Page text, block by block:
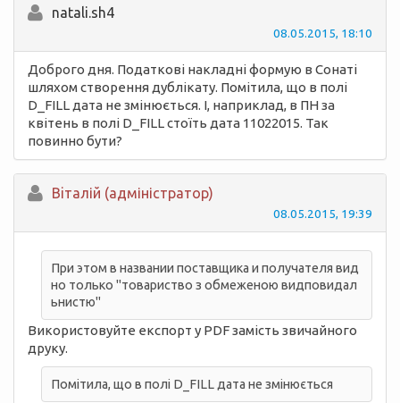
natali.sh4
08.05.2015, 18:10
Доброго дня. Податкові накладні формую в Сонаті
шляхом створення дублікату. Помітила, що в полі
D_FILL дата не змінюється. І, наприклад, в ПН за
квітень в полі D_FILL стоїть дата 11022015. Так
повинно бути?
Вiталій (адміністратор)
08.05.2015, 19:39
При этом в названии поставщика и получателя вид
но только "товариство з обмеженою видповидал
ьнистю"
Використовуйте експорт у PDF замість звичайного
друку.
Помітила, що в полі D_FILL дата не змінюється